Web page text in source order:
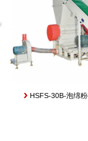
HSFS-30B-泡绵